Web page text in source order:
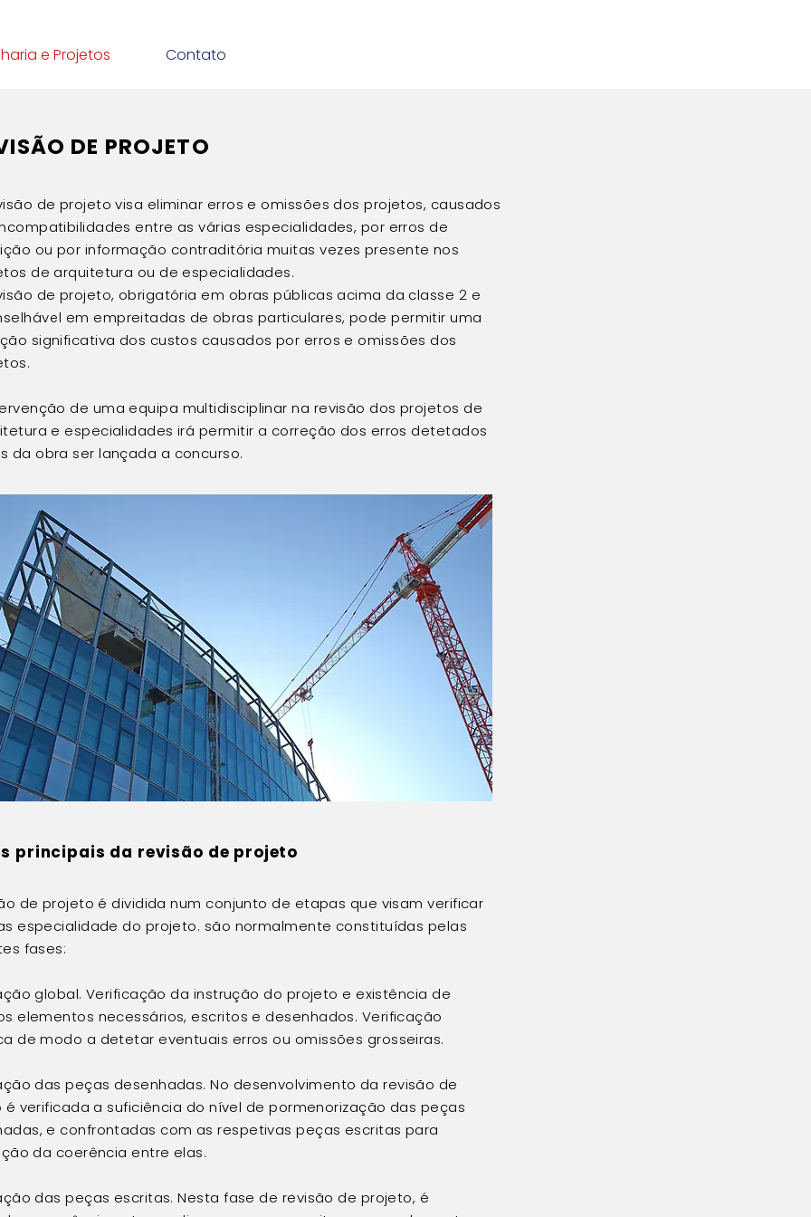
e Projetos Contato
DE PROJETO
de projeto visa eliminar erros e omissões dos projetos, causados
entre as várias especialidades, por erros de
ou por informação contraditória muitas vezes presente nos
de arquitetura ou de especialidades.
de projeto, obrigatória em obras públicas acima da classe 2 e
em empreitadas de obras particulares, pode permitir uma
significativa dos custos causados por erros e omissões dos
de uma equipa multidisciplinar na revisão dos projetos de
e especialidades irá permitir a correção dos erros detetados
da obra ser lançada a concurso.
principais da revisão de projeto
de projeto é dividida num conjunto de etapas que visam verificar
especialidade do projeto. são normalmente constituídas pelas
fases:
global. Verificação da instrução do projeto e existência de
elementos necessários, escritos e desenhados. Verificação
de modo a detetar eventuais erros ou omissões grosseiras.
das peças desenhadas. No desenvolvimento da revisão de
é verificada a suficiência do nível de pormenorização das peças
e confrontadas com as respetivas peças escritas para
da coerência entre elas.
das peças escritas. Nesta fase de revisão de projeto, é